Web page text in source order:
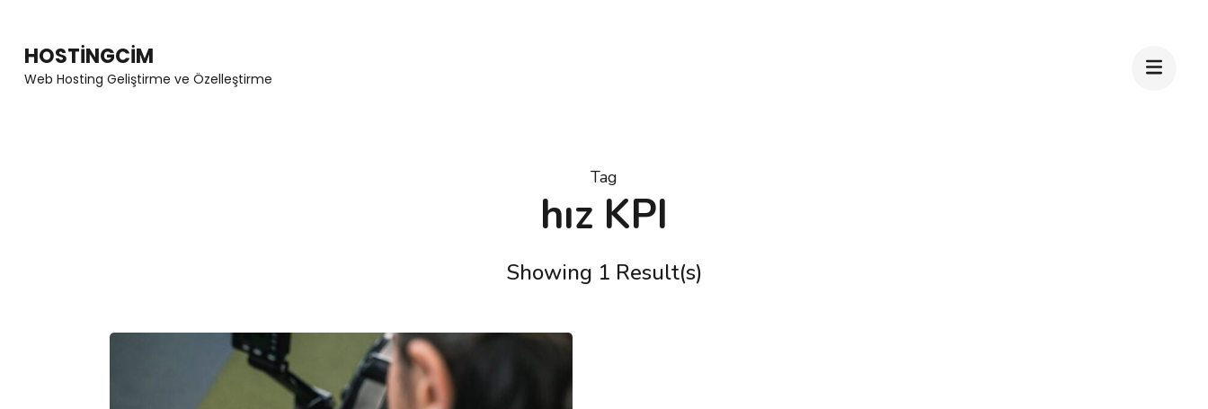
content
HOSTINGCIM
Web Hosting Geliştirme ve Özelleştirme
Tag
hız KPI
Showing 1 Result(s)